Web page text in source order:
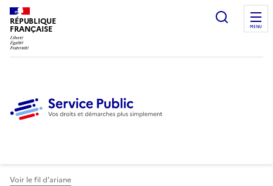
RÉPUBLIQUE
FRANÇAISE
Ouvrir
MENU
Voir le fil d'ariane